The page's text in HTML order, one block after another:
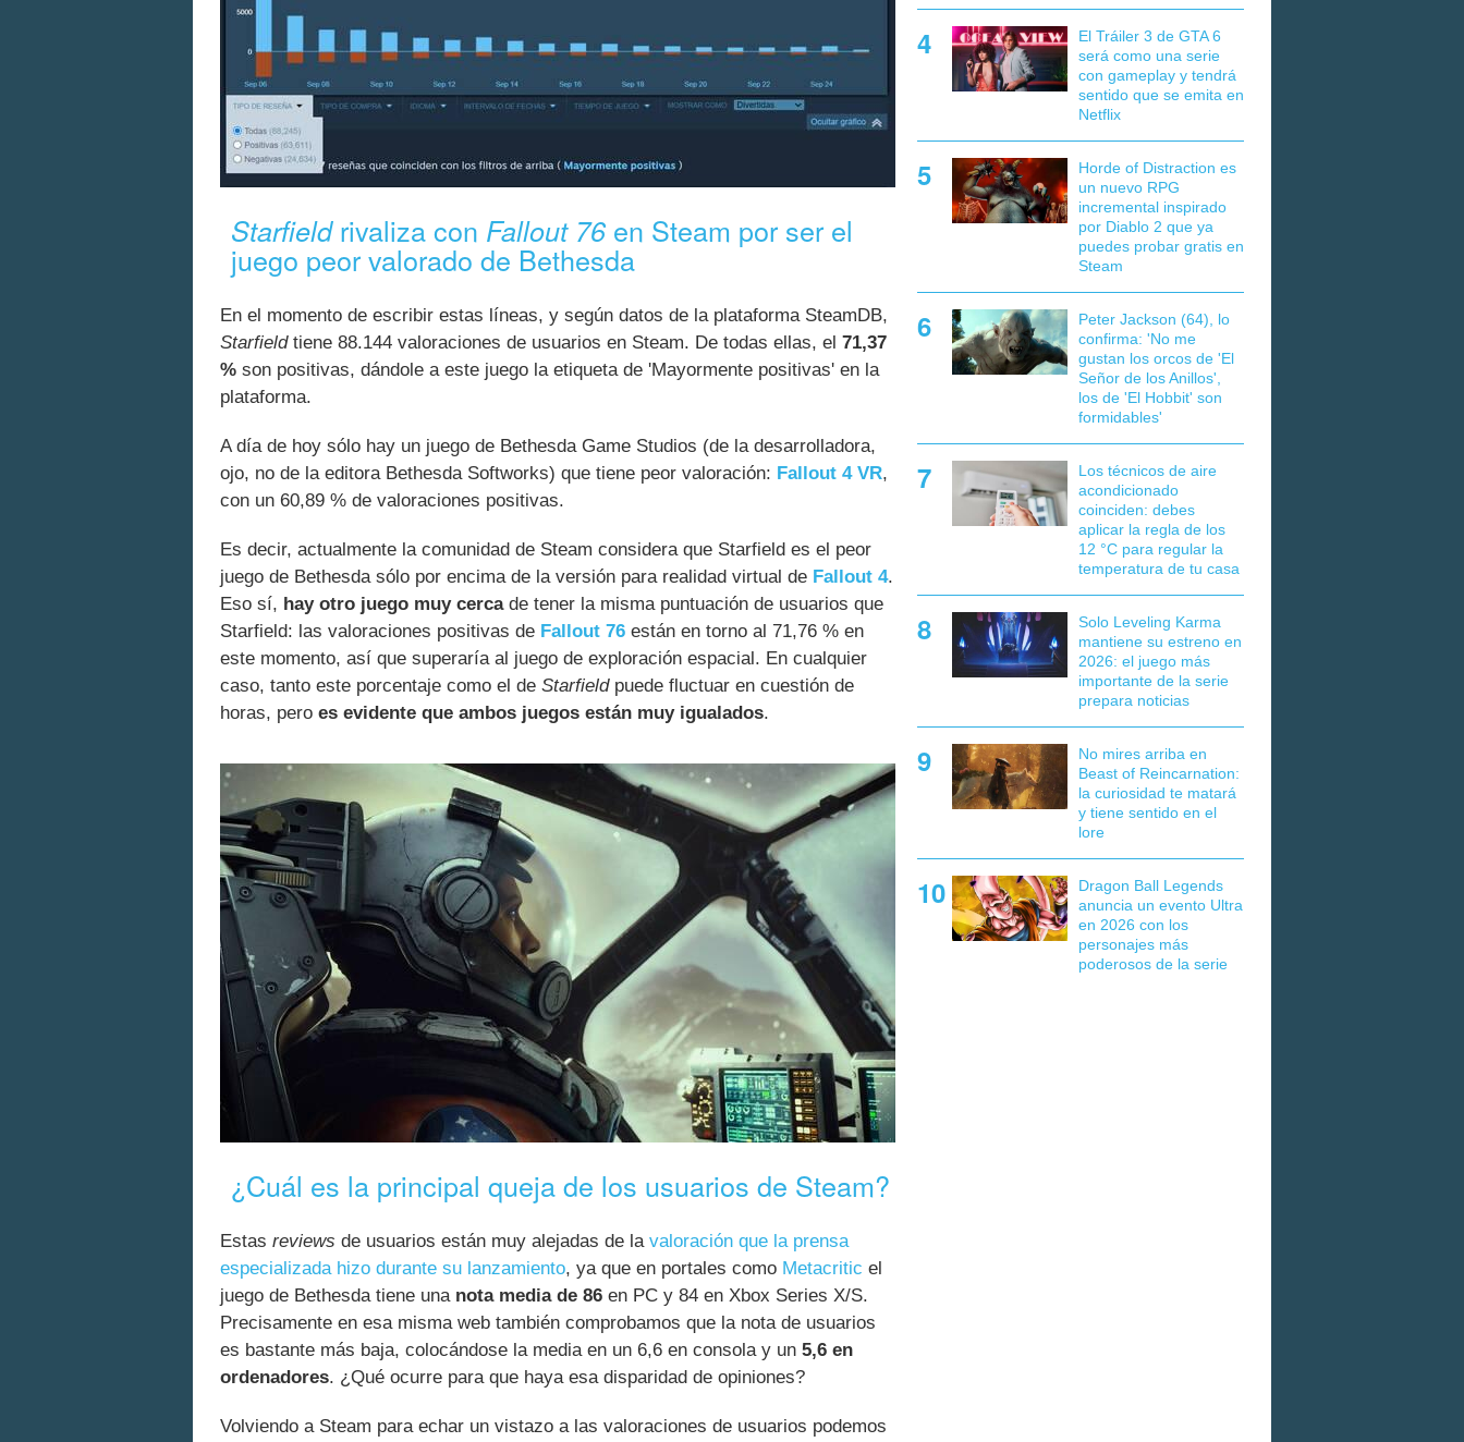
Starfieldrivaliza con Fallout 76 en Steam por ser el
juego peor valorado de Bethesda
En el momento de escribir estas líneas, y según datos de la plataforma SteamDB,
Starfieldtiene 88.144 valoraciones de usuarios en Steam. De todas ellas, el 71,37
% son positivas, dándole a este juego la etiqueta de 'Mayormente positivas' en la
plataforma.
A día de hoy sólo hay un juego de Bethesda Game Studios (de la desarrolladora,
ojo, no de la editora Bethesda Softworks) que tiene peor valoración: Fallout 4 VR,
con un 60,89 % de valoraciones positivas.
Es decir, actualmente la comunidad de Steam considera que Starfield es el peor
juego de Bethesda sólo por encima de la versión para realidad virtual de Fallout 4.
Eso sí, hay otro juego muy cercade tener la misma puntuación de usuarios que
Starfield: las valoraciones positivas de Fallout 76 están en torno al 71,76 % en
este momento, así que superaría al juego de exploración espacial. En cualquier
caso, tanto este porcentaje como el de Starfieldpuede fluctuar en cuestión de
horas, pero es evidente que ambos juegos están muy igualados.
¿Cuál es la principal queja de los usuarios de Steam?
Estas reviews de usuarios están muy alejadas de la valoración que la prensa
especializada hizo durante su lanzamiento, ya que en portales como Metacritic el
juego de Bethesda tiene una nota media de 86 en PC y 84 en Xbox Series X/S.
Precisamente en esa misma web también comprobamos que la nota de usuarios
es bastante más baja, colocándose la media en un 6,6 en consola y un 5,6 en
ordenadores. ¿Qué ocurre para que haya esa disparidad de opiniones?
Volviendo a Steam para echar un vistazo a las valoraciones de usuarios podemos
El Tráiler 3 de GTA 6
será como una serie
con gameplay y tendrá
sentido que se emita en
Netflix
Horde of Distraction es
un nuevo RPG
incremental inspirado
por Diablo 2 que ya
puedes probar gratis en
Steam
Peter Jackson (64), lo
confirma: 'No me
gustan los orcos de 'El
Señor de los Anillos',
los de 'El Hobbit' son
formidables'
Los técnicos de aire
acondicionado
coinciden: debes
aplicar la regla de los
12 °C para regular la
temperatura de tu casa
Solo Leveling Karma
mantiene su estreno en
2026: el juego más
importante de la serie
prepara noticias
No mires arriba en
Beast of Reincarnation:
la curiosidad te matará
y tiene sentido en el
lore
Dragon Ball Legends
anuncia un evento Ultra
en 2026 con los
personajes más
poderosos de la serie